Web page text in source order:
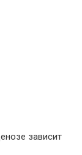
зависит